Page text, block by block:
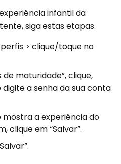
infantil da
siga estas etapas.
> clique/toque no
de maturidade”, clique,
digite a senha da sua conta
mostra a experiência do
clique em “Salvar”.